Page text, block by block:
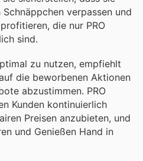
verpassen und
die nur PRO
sind.
zu nutzen, empfiehlt
die beworbenen Aktionen
abzustimmen. PRO
Kunden kontinuierlich
Preisen anzubieten, und
und Genießen Hand in